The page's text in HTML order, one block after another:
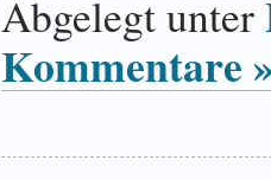
Abgelegt unter
Kommentare